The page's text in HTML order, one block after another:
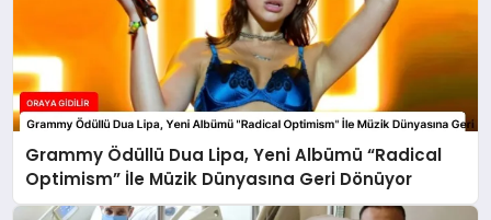
Grammy Ödüllü Dua Lipa, Yeni Albümü “Radical
Optimism” İle Müzik Dünyasına Geri Dönüyor